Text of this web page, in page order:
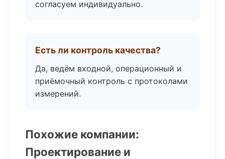
согласуем индивидуально.
Есть ли контроль качества?
Да, ведём входной, операционный и
приёмочный контроль с протоколами
измерений.
Похожие компании:
Проектирование и